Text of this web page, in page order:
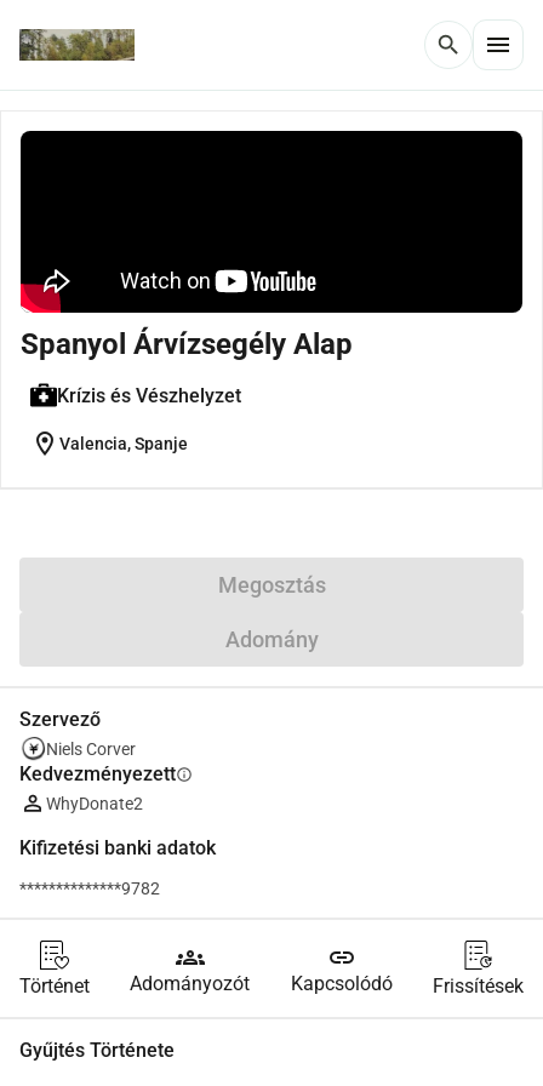
search menu
Spanyol Árvízsegély Alap
Krízis és Vészhelyzet
location_on Valencia, Spanje
Megosztás
Adomány
Szervező
Niels Corver
Kedvezményezettinfo
WhyDonate2
Kifizetési banki adatok
**************9782
Történet
groups
Adományozót
link
Kapcsolódó Frissítések
Gyűjtés Története